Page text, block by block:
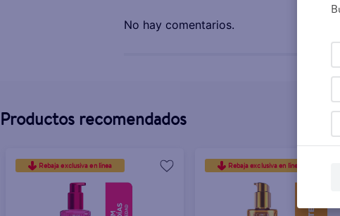
No hay comentarios.
Productos recomendados
Rebaja exclusiva en línea Rebaja exclusiva en línea